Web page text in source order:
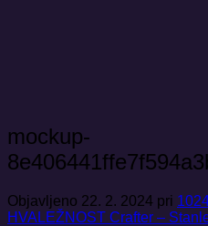
mockup-
Objavljeno 22. 2. 2024 pri
HVALEŽNOST Crafter –